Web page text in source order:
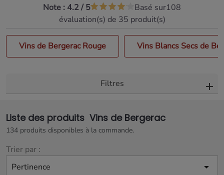
Note : 4.2/5 Basé sur108
évaluation(s) de 35 produit(s)
Vins de Bergerac Rouge Vins Blancs Secs de
Filtres
Liste des produits Vins de Bergerac
134 produits disponibles à la commande.
Trier par :
Pertinence
